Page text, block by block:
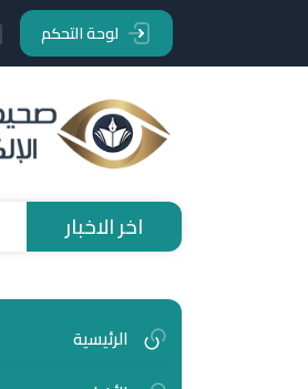
لوحة التحكم
اخر الاخبار
الرئيسية